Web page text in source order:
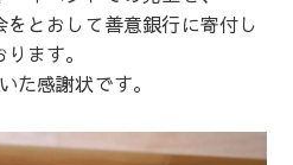
とおして善意銀行に寄付し
ます。
た感謝状です。